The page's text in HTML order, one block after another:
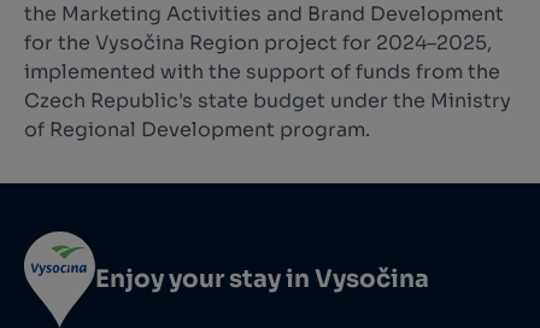
the Marketing Activities and Brand Development
for the Vysočina Region project for 2024–2025,
implemented with the support of funds from the
Czech Republic's state budget under the Ministry
of Regional Development program.
Enjoy your stay in Vysočina